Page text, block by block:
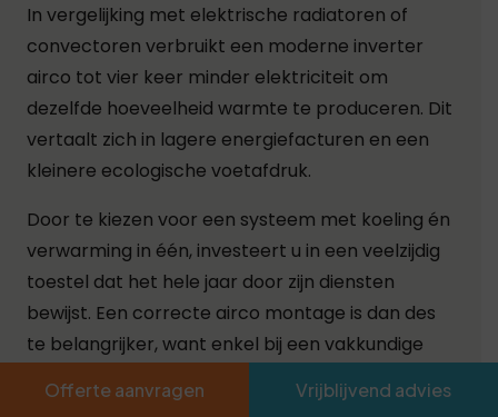
In vergelijking met elektrische radiatoren of
convectoren verbruikt een moderne inverter
airco tot vier keer minder elektriciteit om
dezelfde hoeveelheid warmte te produceren. Dit
vertaalt zich in lagere energiefacturen en een
kleinere ecologische voetafdruk.
Door te kiezen voor een systeem met koeling én
verwarming in één, investeert u in een veelzijdig
toestel dat het hele jaar door zijn diensten
bewijst. Een correcte airco montage is dan des
te belangrijker, want enkel bij een vakkundige
Offerte aanvragen Vrijblijvend advies